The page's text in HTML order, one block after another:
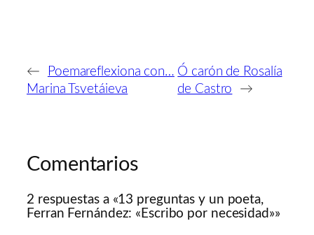
←
Poemareflexiona con…
Marina Tsvetáieva
Ó carón de Rosalía
de Castro
→
Comentarios
2 respuestas a «13 preguntas y un poeta,
Ferran Fernández: «Escribo por necesidad»»